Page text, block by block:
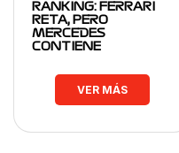
RANKING: FERRARI
RETA, PERO
MERCEDES
CONTIENE
VER MÁS